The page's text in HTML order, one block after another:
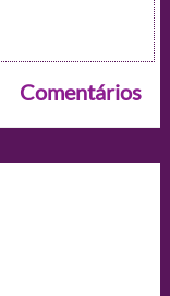
Comentários